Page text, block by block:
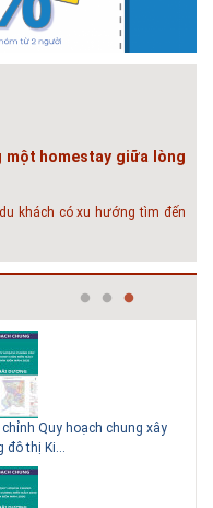
nghệ mới nhất tại Châu Âu
được tổ chức bởi HOUSELINK
sạn Pan Pacific, Hà Nội
homestay giữa lòng
khách có xu hướng tìm đến
và môi trường đô thị
thuật hạ tầng và môi trường
đại học với 280 chỉ tiêu, thời
Quy hoạch chung xây
đô thị Ki...